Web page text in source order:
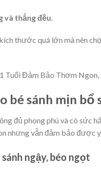
và thẳng đều
thước quá lớn mà nên
Tuổi Đảm Bảo Thơm
bé sánh mịn
đủ phong phú và có sức
nhưng vẫn đảm bảo được
ngậy, béo ngọt